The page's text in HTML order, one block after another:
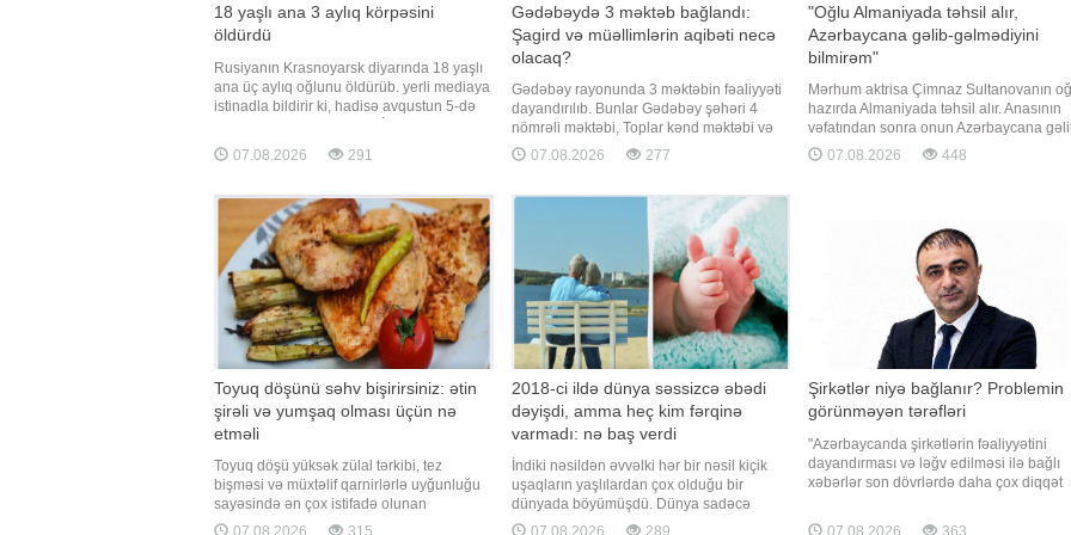
18 yaşlı ana 3 aylıq körpəsini
öldürdü
Rusiyanın Krasnoyarsk diyarında 18 yaşlı
ana üç aylıq oğlunu öldürüb. yerli mediaya
istinadla bildirir ki, hadisə avqustun 5-də
görə, gənc qadın uşağı və valideynləri ilə
birlikdə yaşayırmış. Səhər saatlarında
sakitləşdirməy
07.08.2026 291
Gədəbəydə 3 məktəb bağlandı:
Şagird və müəllimlərin aqibəti necə
olacaq?
Gədəbəy rayonunda 3 məktəbin fəaliyyəti
dayandırılıb. Bunlar Gədəbəy şəhəri 4
nömrəli məktəbi, Toplar kənd məktəbi və
Günəşli kənd məktəbidir. Məlumata görə,
məktəblərin fəaliyyəti dayandırılarkən
aşağı olması göstərilib. Bəs bağlanan
məktəblərin şagirdləri təhsillərin
07.08.2026 277
"Oğlu Almaniyada təhsil alır,
Azərbaycana gəlib-gəlmədiyini
bilmirəm"
Mərhum aktrisa Çimnaz Sultanovanın
hazırda Almaniyada təhsil alır. Anasının
vəfatından sonra onun Azərbaycana
gəlməməsi barədə məlumatım yoxdur.
Bunu aktrisa Sonaxanım Əliyeva
07.08.2026 448
Toyuq döşünü səhv bişirirsiniz: ətin
şirəli və yumşaq olması üçün nə
etməli
Toyuq döşü yüksək zülal tərkibi, tez
bişməsi və müxtəlif qarnirlərlə uyğunluğu
sayəsində ən çox istifadə olunan
məhsullardan biridir. Ancaq bir çox insanın
07.08.2026 315
2018-ci ildə dünya səssizcə əbədi
dəyişdi, amma heç kim fərqinə
varmadı: nə baş verdi
İndiki nəsildən əvvəlki hər bir nəsil kiçik
uşaqların yaşlılardan çox olduğu bir
dünyada böyümüşdü. Dünya sadəcə
olaraq belə qurulmuşdu və bütün yazılı
07.08.2026 289
Şirkətlər niyə bağlanır? Problemin
görünməyən tərəfləri
"Azərbaycanda şirkətlərin fəaliyyətini
dayandırması və ləğv edilməsi ilə bağlı
xəbərlər son dövrlərdə daha çox diqqət
yalnız ayrı-ayrı hüquqi şəxslərin taleyi
07.08.2026 363